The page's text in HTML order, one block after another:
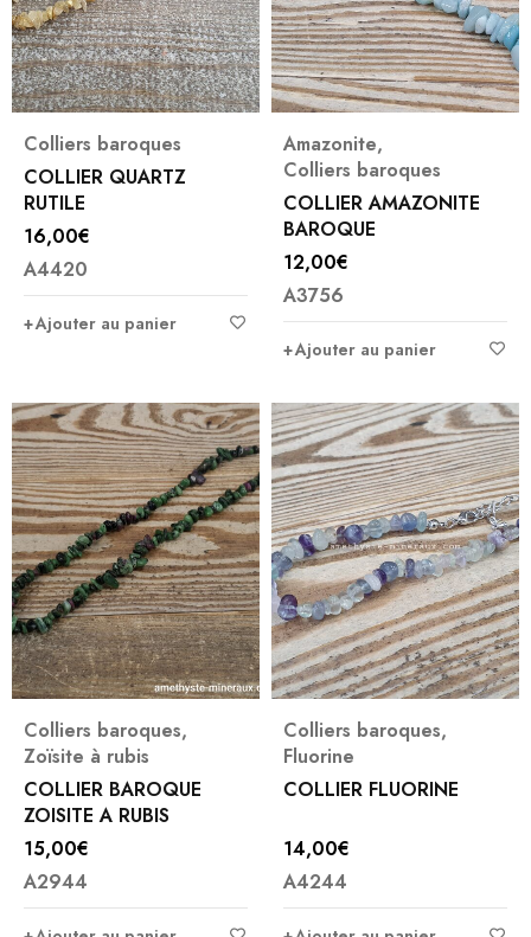
Colliers baroques
COLLIER QUARTZ
RUTILE
16,00€
A4420
Ajouter au panier
Amazonite,
Colliers baroques
COLLIER AMAZONITE
BAROQUE
12,00€
A3756
Ajouter au panier
Colliers baroques,
Zoïsite à rubis
COLLIER BAROQUE
ZOISITE A RUBIS
15,00€
A2944
Colliers baroques,
Fluorine
COLLIER FLUORINE
14,00€
A4244